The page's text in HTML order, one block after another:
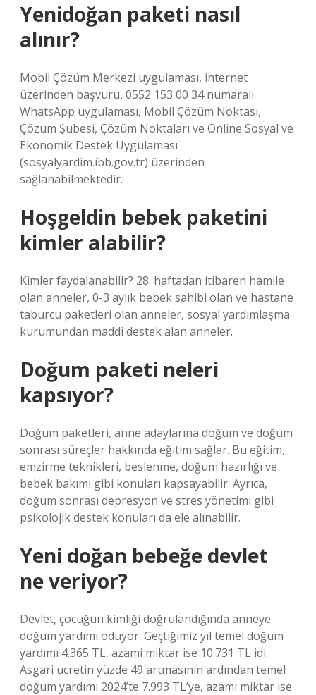
Yenidoğan paketi nasıl
alınır?
Mobil Çözüm Merkezi uygulaması, internet
üzerinden başvuru, 0552 153 00 34 numaralı
WhatsApp uygulaması, Mobil Çözüm Noktası,
Çözüm Şubesi, Çözüm Noktaları ve Online Sosyal ve
Ekonomik Destek Uygulaması
(sosyalyardim.ibb.gov.tr) üzerinden
sağlanabilmektedir.
Hoşgeldin bebek paketini
kimler alabilir?
Kimler faydalanabilir? 28. haftadan itibaren hamile
olan anneler, 0-3 aylık bebek sahibi olan ve hastane
taburcu paketleri olan anneler, sosyal yardımlaşma
kurumundan maddi destek alan anneler.
Doğum paketi neleri
kapsıyor?
Doğum paketleri, anne adaylarına doğum ve doğum
sonrası süreçler hakkında eğitim sağlar. Bu eğitim,
emzirme teknikleri, beslenme, doğum hazırlığı ve
bebek bakımı gibi konuları kapsayabilir. Ayrıca,
doğum sonrası depresyon ve stres yönetimi gibi
psikolojik destek konuları da ele alınabilir.
Yeni doğan bebeğe devlet
ne veriyor?
Devlet, çocuğun kimliği doğrulandığında anneye
doğum yardımı ödüyor. Geçtiğimiz yıl temel doğum
yardımı 4.365 TL, azami miktar ise 10.731 TL idi.
Asgari ücretin yüzde 49 artmasının ardından temel
doğum yardımı 2024’te 7.993 TL’ye, azami miktar ise